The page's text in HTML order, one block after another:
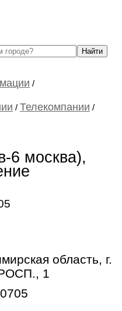
/
/ Телекомпании /
6 москва),
область, г.
1